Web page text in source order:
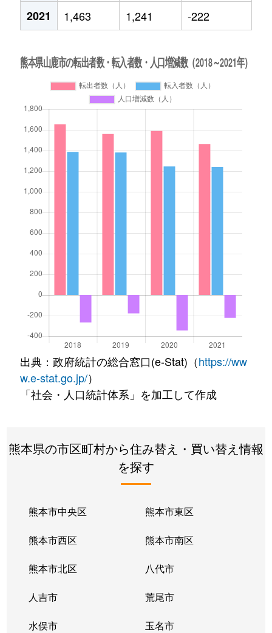
2021
1,463 1,241 -222
出典：政府統計の総合窓口(e-Stat)（https://ww
w.e-stat.go.jp/）
「社会・人口統計体系」を加工して作成
熊本県の市区町村から住み替え・買い替え情報
を探す
熊本市中央区 熊本市東区
熊本市西区 熊本市南区
熊本市北区 八代市
人吉市 荒尾市
水俣市 玉名市